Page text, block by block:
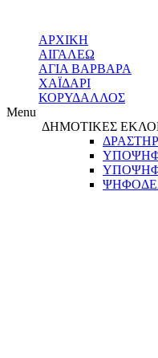
ΑΡΧΙΚΗ
ΑΙΓΑΛΕΩ
ΑΓΙΑ ΒΑΡΒΑΡΑ
ΧΑΪΔΑΡΙ
ΚΟΡΥΔΑΛΛΟΣ
Menu
ΔΗΜΟΤΙΚΕΣ